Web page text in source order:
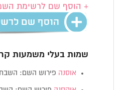
+ הוסף שם לרשימת
שמות בעלי משמעות
אוסנה פירוש השם: השבח